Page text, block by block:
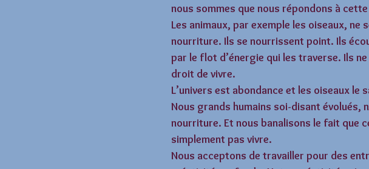
nous sommes que nous répondons à
Les animaux, par exemple les oiseaux,
nourriture. Ils se nourrissent point. Ils
par le flot d’énergie qui les traverse. Ils
droit de vivre.
L’univers est abondance et les oiseaux le
Nous grands humains soi-disant
nourriture. Et nous banalisons le fait que
simplement pas vivre.
Nous acceptons de travailler pour des